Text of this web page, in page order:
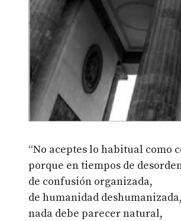
“No aceptes lo habitual como
porque en tiempos de
de confusión organizada,
de humanidad deshumanizada,
nada debe parecer natural,